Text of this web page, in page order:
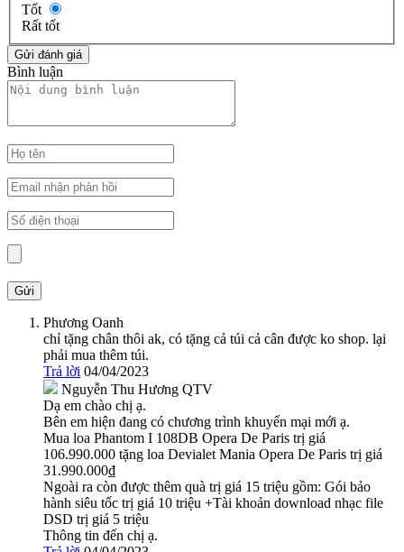
Tốt
Rất tốt
Bình luận
Phương Oanh
chỉ tặng chân thôi ak, có tặng cả túi cả cân được ko shop. lại
phải mua thêm túi.
Trả lời 04/04/2023
Nguyễn Thu Hương QTV
Dạ em chào chị ạ.
Bên em hiện đang có chương trình khuyến mại mới ạ.
Mua loa Phantom I 108DB Opera De Paris trị giá
106.990.000 tặng loa Devialet Mania Opera De Paris trị giá
31.990.000₫
Ngoài ra còn được thêm quà trị giá 15 triệu gồm: Gói bảo
hành siêu tốc trị giá 10 triệu +Tài khoản download nhạc file
DSD trị giá 5 triệu
Thông tin đến chị ạ.